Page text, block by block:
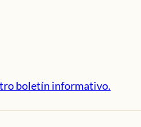
boletín informativo.